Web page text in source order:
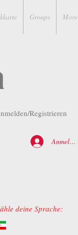
Groups More
Registrieren
Anmelden
deine Sprache: